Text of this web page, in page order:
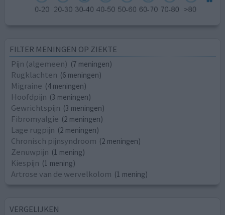
FILTER MENINGEN OP ZIEKTE
Pijn (algemeen) (7 meningen)
Rugklachten (6 meningen)
Migraine (4 meningen)
Hoofdpijn (3 meningen)
Gewrichtspijn (3 meningen)
Fibromyalgie (2 meningen)
Lage rugpijn (2 meningen)
Chronisch pijnsyndroom (2 meningen)
Zenuwpijn (1 mening)
Kiespijn (1 mening)
Artrose van de wervelkolom (1 mening)
VERGELIJKEN